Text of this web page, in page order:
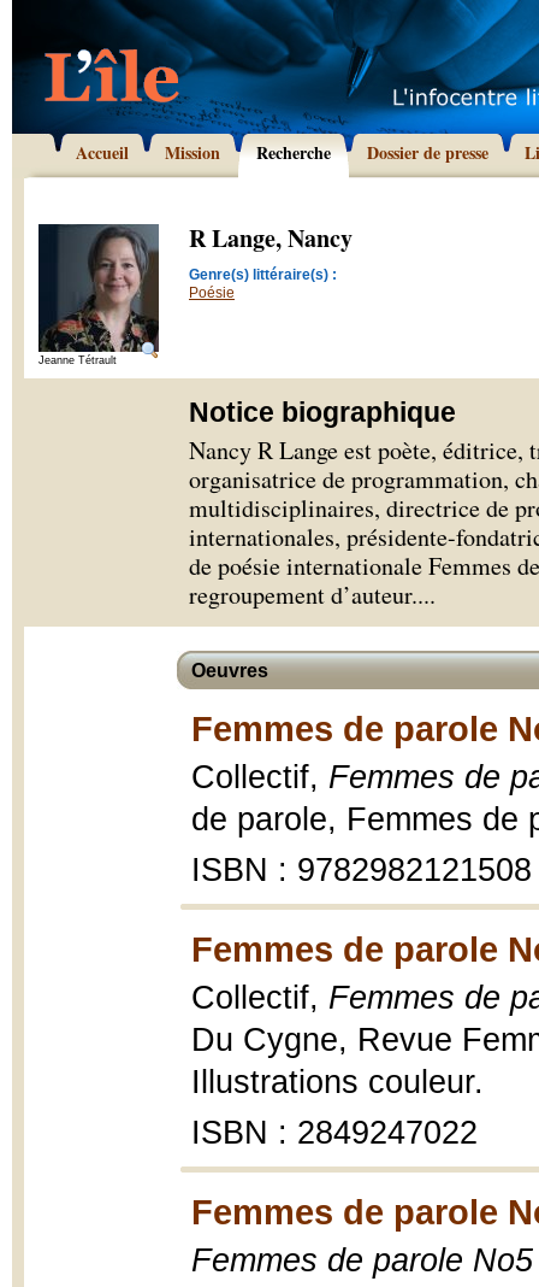
Accueil Mission Recherche Dossier de presse
Jeanne Tétrault
R Lange, Nancy
Genre(s) littéraire(s) :
Poésie
Notice biographique
Nancy R Lange est poète,
organisatrice de programmation,
multidisciplinaires, directrice de
internationales, présidente-
de poésie internationale Femmes
regroupement d’auteur....
Oeuvres
Femmes de parole
Collectif, Femmes de
de parole, Femmes de
ISBN : 9782982121508
Femmes de parole
Collectif, Femmes de
Du Cygne, Revue
Illustrations couleur.
ISBN : 2849247022
Femmes de parole
Femmes de parole